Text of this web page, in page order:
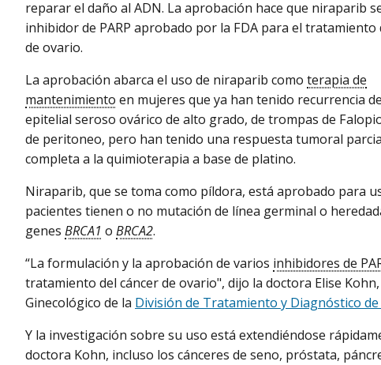
reparar el daño al ADN. La aprobación hace que niraparib
inhibidor de PARP aprobado por la FDA para el tratamiento
de ovario.
La aprobación abarca el uso de niraparib como terapia de
mantenimiento en mujeres que ya han tenido recurrencia
epitelial seroso ovárico de alto grado, de trompas de
de peritoneo, pero han tenido una respuesta tumoral
completa a la quimioterapia a base de platino.
Niraparib, que se toma como píldora, está aprobado para
pacientes tienen o no mutación de línea germinal o
genes BRCA1 o BRCA2.
“La formulación y la aprobación de varios inhibidores de
tratamiento del cáncer de ovario", dijo la doctora Elise
Ginecológico de la División de Tratamiento y Diagnóstico de
Y la investigación sobre su uso está extendiéndose
doctora Kohn, incluso los cánceres de seno, próstata,